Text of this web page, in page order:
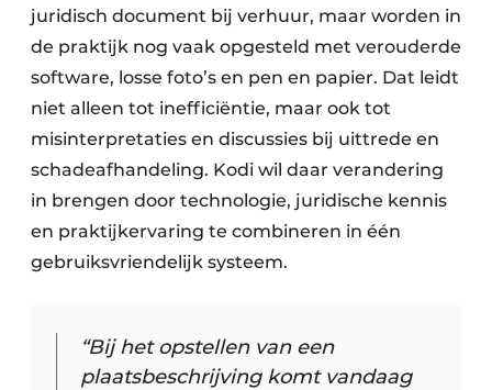
Software
Toegangscontrole
Veiligheid & Opleiding
Zonwering
juridisch document bij verhuur, maar worden in
de praktijk nog vaak opgesteld met verouderde
software, losse foto’s en pen en papier. Dat leidt
niet alleen tot inefficiëntie, maar ook tot
misinterpretaties en discussies bij uittrede en
schadeafhandeling. Kodi wil daar verandering
in brengen door technologie, juridische kennis
en praktijkervaring te combineren in één
gebruiksvriendelijk systeem.
“Bij het opstellen van een
plaatsbeschrijving komt vandaag